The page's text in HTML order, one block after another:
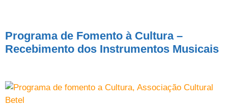
Programa de Fomento à Cultura –
Recebimento dos Instrumentos Musicais